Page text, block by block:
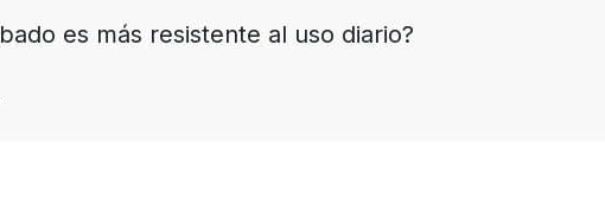
es más resistente al uso diario?